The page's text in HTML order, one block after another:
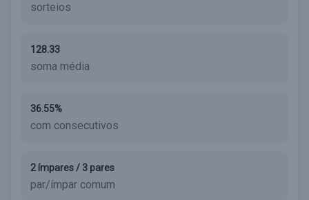
sorteios
128.33
soma média
36.55%
com consecutivos
2 ímpares / 3 pares
par/ímpar comum